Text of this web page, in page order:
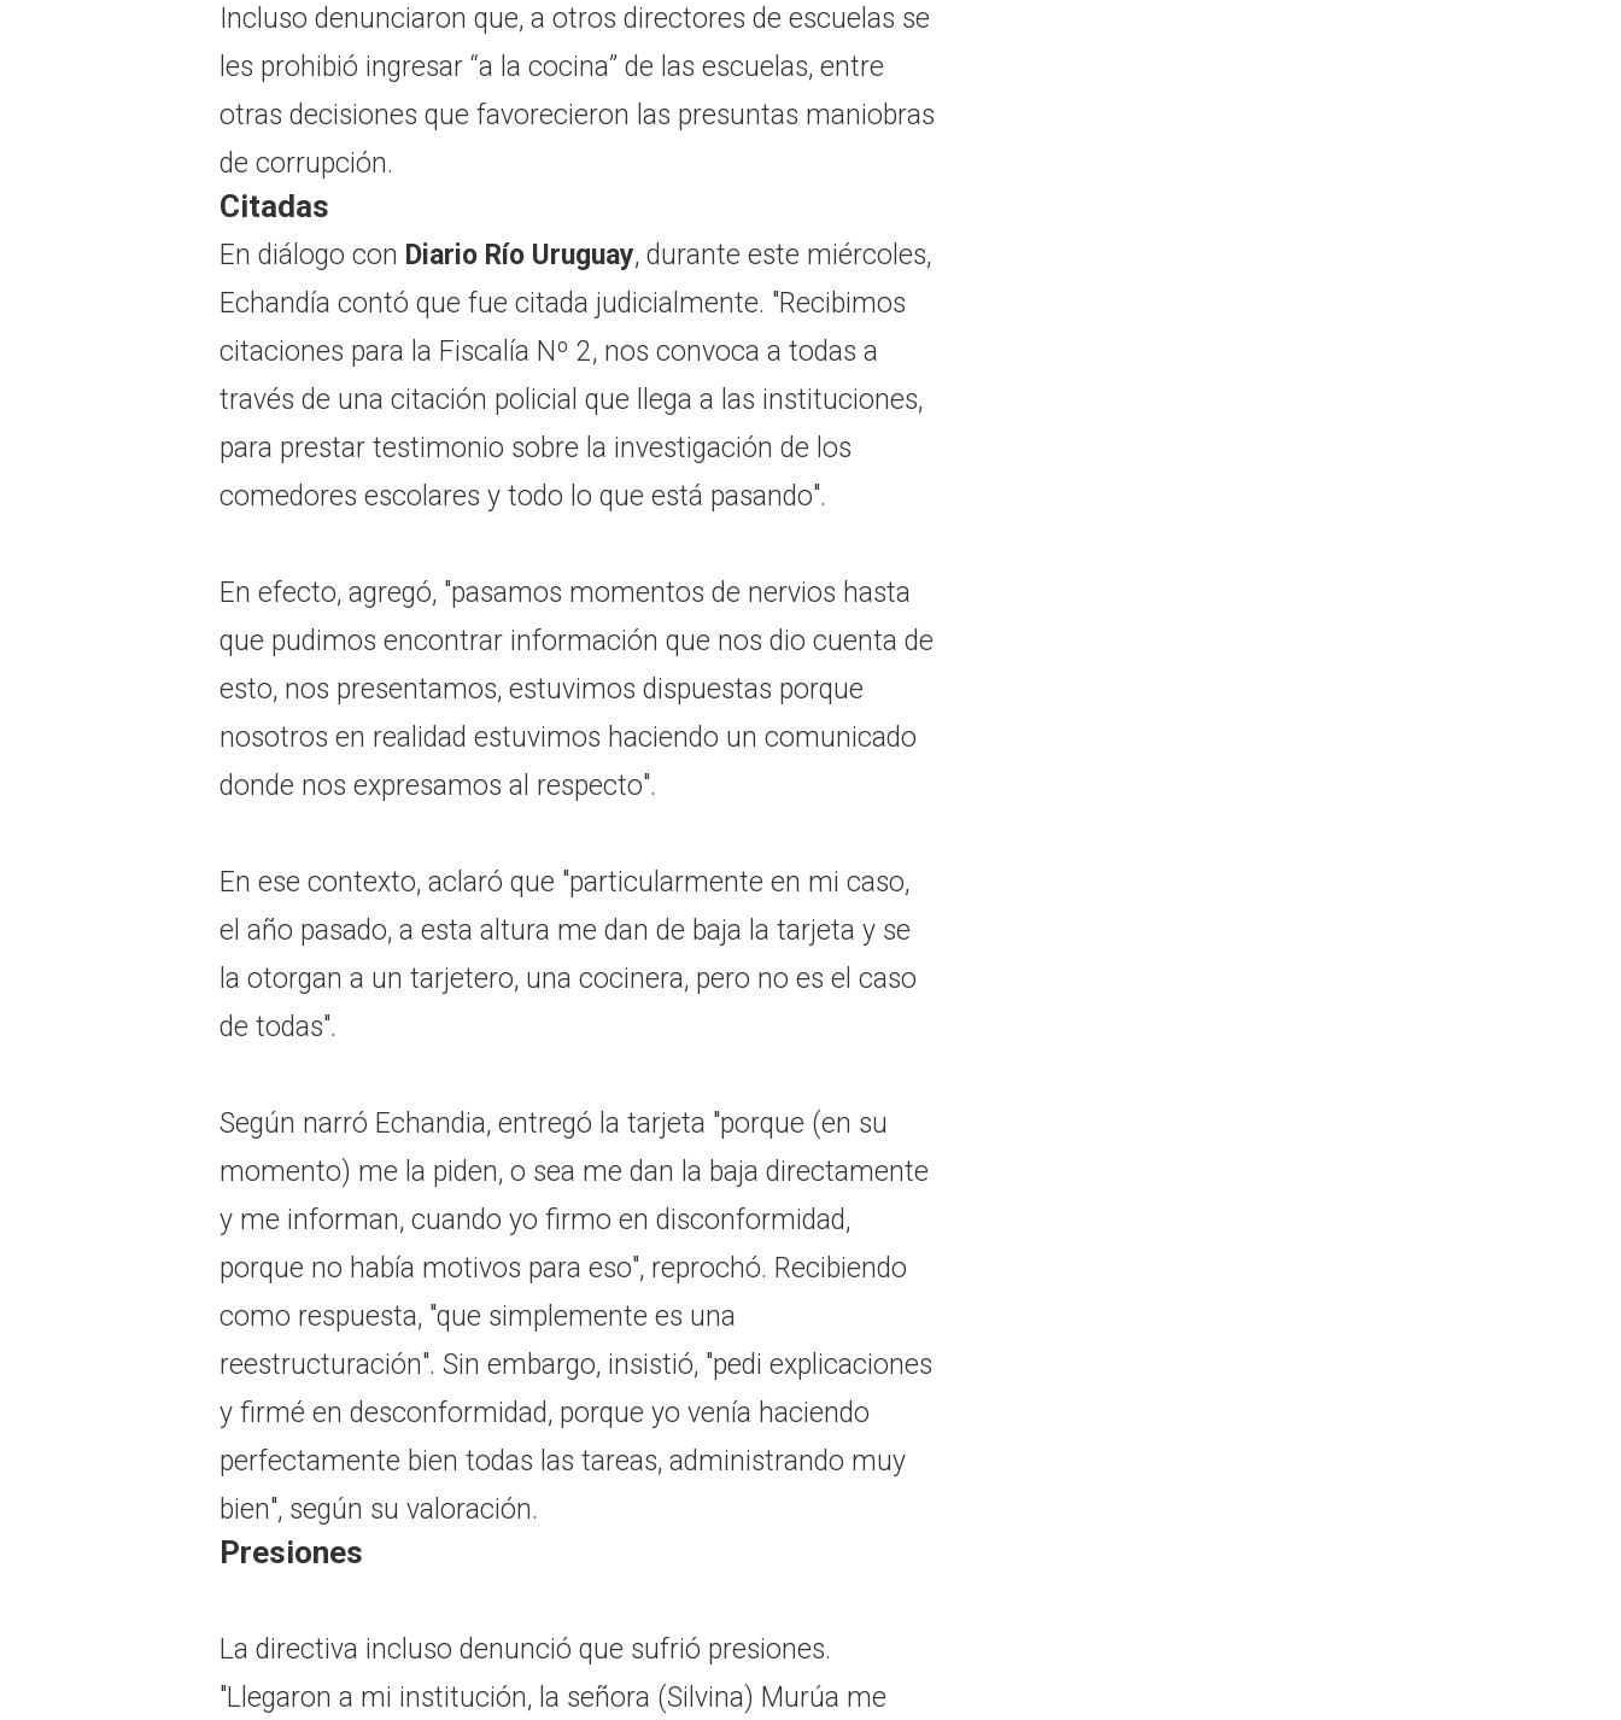
Incluso denunciaron que, a otros directores de escuelas se
les prohibió ingresar “a la cocina” de las escuelas, entre
otras decisiones que favorecieron las presuntas maniobras
de corrupción.
Citadas
En diálogo con Diario Río Uruguay, durante este miércoles,
Echandía contó que fue citada judicialmente. "Recibimos
citaciones para la Fiscalía Nº 2, nos convoca a todas a
través de una citación policial que llega a las instituciones,
para prestar testimonio sobre la investigación de los
comedores escolares y todo lo que está pasando".
En efecto, agregó, "pasamos momentos de nervios hasta
que pudimos encontrar información que nos dio cuenta de
esto, nos presentamos, estuvimos dispuestas porque
nosotros en realidad estuvimos haciendo un comunicado
donde nos expresamos al respecto".
En ese contexto, aclaró que "particularmente en mi caso,
el año pasado, a esta altura me dan de baja la tarjeta y se
la otorgan a un tarjetero, una cocinera, pero no es el caso
de todas".
Según narró Echandia, entregó la tarjeta "porque (en su
momento) me la piden, o sea me dan la baja directamente
y me informan, cuando yo firmo en disconformidad,
porque no había motivos para eso", reprochó. Recibiendo
como respuesta, "que simplemente es una
reestructuración". Sin embargo, insistió, "pedi explicaciones
y firmé en desconformidad, porque yo venía haciendo
perfectamente bien todas las tareas, administrando muy
bien", según su valoración.
Presiones
La directiva incluso denunció que sufrió presiones.
"Llegaron a mi institución, la señora (Silvina) Murúa me